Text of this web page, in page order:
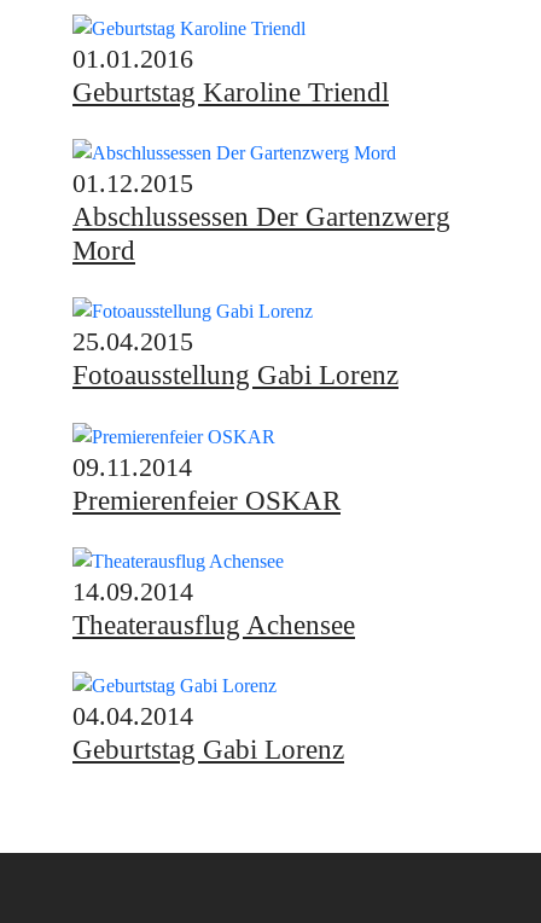
01.01.2016
Geburtstag Karoline Triendl
01.12.2015
Abschlussessen Der Gartenzwerg
Mord
25.04.2015
Fotoausstellung Gabi Lorenz
09.11.2014
Premierenfeier OSKAR
14.09.2014
Theaterausflug Achensee
04.04.2014
Geburtstag Gabi Lorenz